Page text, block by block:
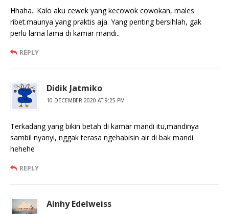
Hhaha.. Kalo aku cewek yang kecowok cowokan, males
ribet.maunya yang praktis aja. Yang penting bersihlah, gak
perlu lama lama di kamar mandi..
REPLY
Didik Jatmiko
10 DECEMBER 2020 AT 9:25 PM
Terkadang yang bikin betah di kamar mandi itu,mandinya
sambil nyanyi, nggak terasa ngehabisin air di bak mandi
hehehe
REPLY
Ainhy Edelweiss